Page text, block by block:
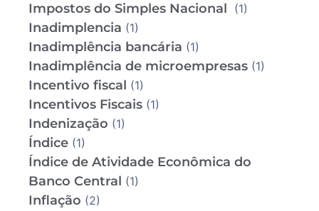
Impostos do Simples Nacional (1)
Inadimplencia (1)
Inadimplência bancária (1)
Inadimplência de microempresas (1)
Incentivo fiscal (1)
Incentivos Fiscais (1)
Indenização (1)
Índice (1)
Índice de Atividade Econômica do
Banco Central (1)
Inflação (2)